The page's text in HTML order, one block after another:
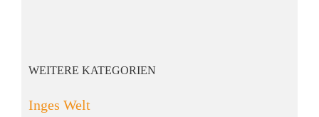
WEITERE KATEGORIEN
Inges Welt